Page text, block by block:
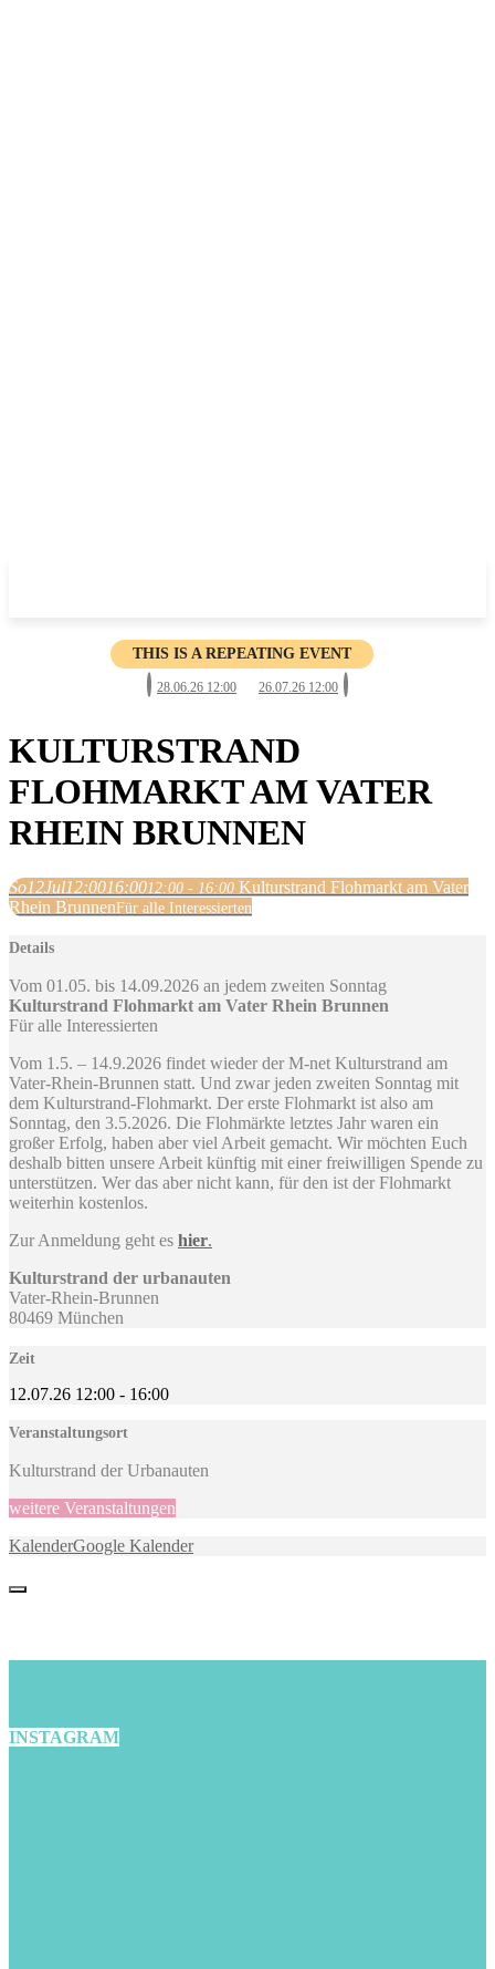
THIS IS A REPEATING EVENT
28.06.26 12:00 26.07.26 12:00
KULTURSTRAND
FLOHMARKT AM VATER
RHEIN BRUNNEN
So12Jul12:0016:0012:00 - 16:00 Kulturstrand Flohmarkt am Vater
Rhein BrunnenFür alle Interessierten
Details
Vom 01.05. bis 14.09.2026 an jedem zweiten Sonntag
Kulturstrand Flohmarkt am Vater Rhein Brunnen
Für alle Interessierten
Vom 1.5. – 14.9.2026 findet wieder der M-net Kulturstrand am
Vater-Rhein-Brunnen statt. Und zwar jeden zweiten Sonntag mit
dem Kulturstrand-Flohmarkt. Der erste Flohmarkt ist also am
Sonntag, den 3.5.2026. Die Flohmärkte letztes Jahr waren ein
großer Erfolg, haben aber viel Arbeit gemacht. Wir möchten Euch
deshalb bitten unsere Arbeit künftig mit einer freiwilligen Spende zu
unterstützen. Wer das aber nicht kann, für den ist der Flohmarkt
weiterhin kostenlos.
Zur Anmeldung geht es hier.
Kulturstrand der urbanauten
Vater-Rhein-Brunnen
80469 München
Zeit
12.07.26 12:00 - 16:00
Veranstaltungsort
Kulturstrand der Urbanauten
weitere Veranstaltungen
KalenderGoogle Kalender
INSTAGRAM